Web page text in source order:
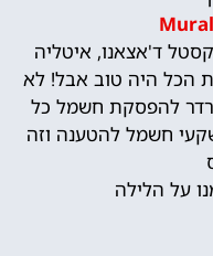
הכל היה טוב אבל! לא
להפסקת חשמל כל
חשמל להטענה וזה
על הלילה